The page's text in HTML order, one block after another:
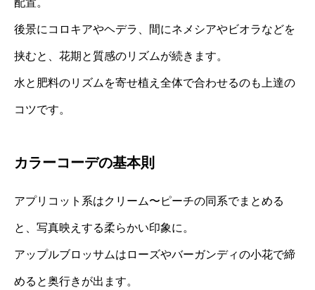
配置。
後景にコロキアやヘデラ、間にネメシアやビオラなどを
挟むと、花期と質感のリズムが続きます。
水と肥料のリズムを寄せ植え全体で合わせるのも上達の
コツです。
カラーコーデの基本則
アプリコット系はクリーム〜ピーチの同系でまとめる
と、写真映えする柔らかい印象に。
アップルブロッサムはローズやバーガンディの小花で締
めると奥行きが出ます。